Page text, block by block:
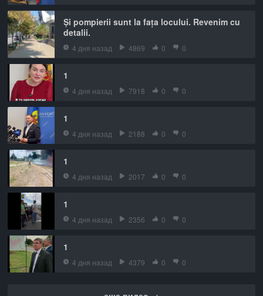
Și pompierii sunt la fața locului. Revenim cu
detalii.
4 дня назад 4869 0 0
1
4 дня назад 7918 0 0
1
4 дня назад 2188 0 0
1
4 дня назад 2017 0 0
1
4 дня назад 2356 0 0
1
4 дня назад 4379 0 0